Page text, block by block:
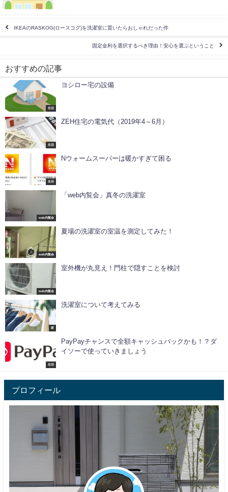
IKEAのRASKOG(ロースコグ)を洗濯室に置いたらおしゃれだった件
固定金利を選択するべき理由！安心を選ぶということ
おすすめの記事
生活
ヨシロー宅の設備
生活
ZEH住宅の電気代（2019年4～6月）
生活
Nウォームスーパーは暖かすぎて困る
web内覧会
「web内覧会」真冬の洗濯室
web内覧会
夏場の洗濯室の室温を測定してみた！
web内覧会
室外機が丸見え！門柱で隠すことを検討
家
洗濯室について考えてみる
生活
PayPayチャンスで全額キャッシュバックかも！？ダ
イソーで使っていきましょう
プロフィール